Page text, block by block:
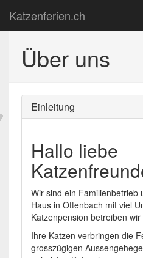
Katzenferien.ch
Über uns
Einleitung
Hallo liebe
Wir sind ein Familienbetrieb
Haus in Ottenbach mit viel
Katzenpension betreiben
Ihre Katzen verbringen die
grosszügigen